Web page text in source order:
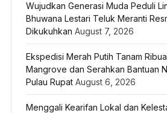
Wujudkan Generasi Muda Peduli
Bhuwana Lestari Teluk Meranti
Dikukuhkan August 7, 2026
Ekspedisi Merah Putih Tanam
Mangrove dan Serahkan Bantuan
Pulau Rupat August 6, 2026
Menggali Kearifan Lokal dan